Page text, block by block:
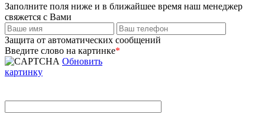
Заполните поля ниже и в ближайшее время наш менеджер
свяжется с Вами
Защита от автоматических сообщений
Введите слово на картинке*
Обновить
картинку